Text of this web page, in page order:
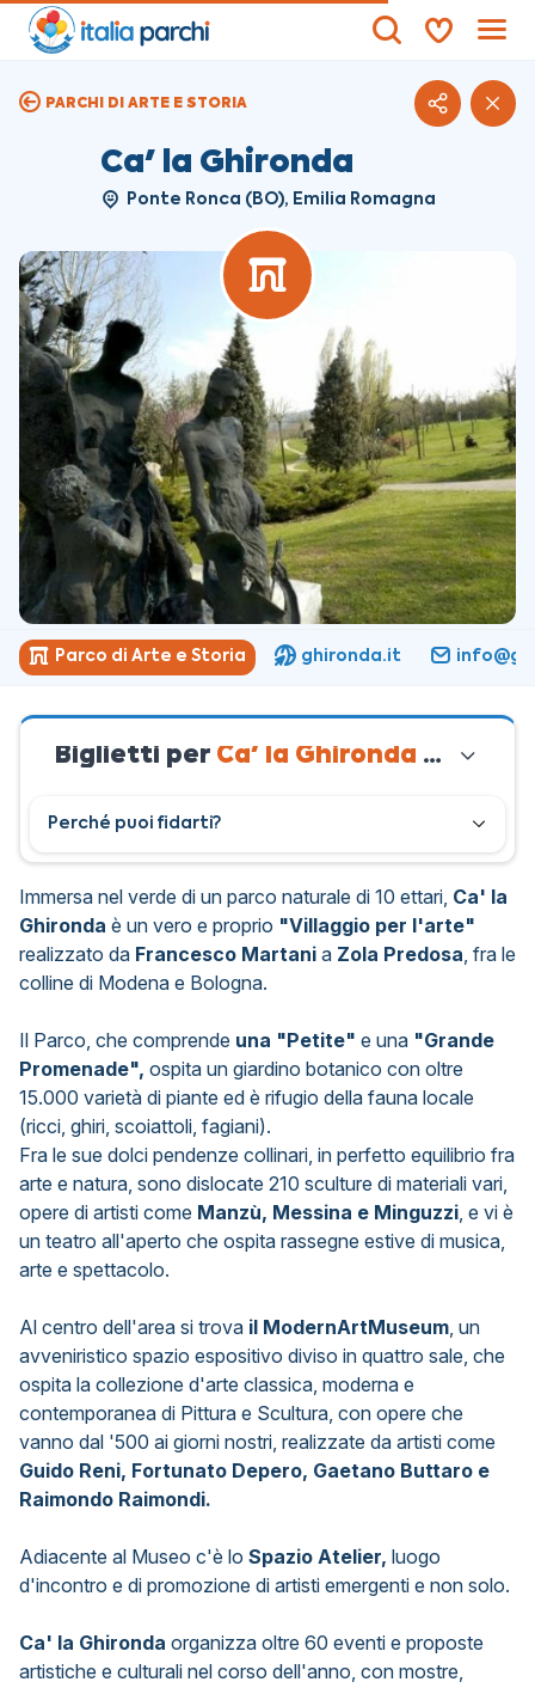
PARCHI DI ARTE E STORIA
Ca' la Ghironda
Ponte Ronca (BO), Emilia Romagna
Parco di Arte e Storia ghironda.it
Immersa nel verde di un parco naturale di 10 ettari, Ca' la
Ghironda è un vero e proprio "Villaggio per l'arte"
realizzato da Francesco Martani a Zola Predosa , fra le
colline di Modena e Bologna.
Il Parco, che comprende una "Petite" e una "Grande
Promenade", ospita un giardino botanico con oltre
15.000 varietà di piante ed è rifugio della fauna locale
(ricci, ghiri, scoiattoli, fagiani).
Fra le sue dolci pendenze collinari, in perfetto equilibrio fra
arte e natura, sono dislocate 210 sculture di materiali vari,
opere di artisti come Manzù, Messina e Minguzzi , e vi è
un teatro all'aperto che ospita rassegne estive di musica,
arte e spettacolo.
Al centro dell'area si trova il ModernArtMuseum , un
avveniristico spazio espositivo diviso in quattro sale, che
ospita la collezione d'arte classica, moderna e
contemporanea di Pittura e Scultura, con opere che
vanno dal '500 ai giorni nostri, realizzate da artisti come
Guido Reni, Fortunato Depero, Gaetano Buttaro e
Raimondo Raimondi.
Adiacente al Museo c'è lo Spazio Atelier, luogo
d'incontro e di promozione di artisti emergenti e non solo.
Ca' la Ghironda organizza oltre 60 eventi e proposte
artistiche e culturali nel corso dell'anno, con mostre,
Biglietti per Ca' la Ghironda Modern
Perché puoi fidarti?